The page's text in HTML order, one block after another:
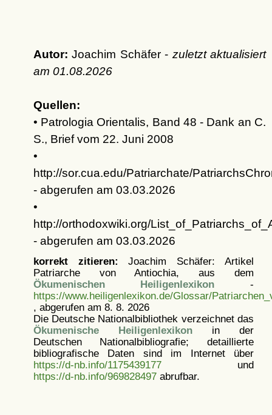
Autor: Joachim Schäfer - zuletzt aktualisiert
am 01.08.2026
Quellen:
• Patrologia Orientalis, Band 48 - Dank an C.
S., Brief vom 22. Juni 2008
•
http://sor.cua.edu/Patriarchate/
- abgerufen am 03.03.2026
•
http://orthodoxwiki.org/
- abgerufen am 03.03.2026
korrekt zitieren: Joachim Schäfer: Artikel
Patriarche von Antiochia, aus dem
Ökumenischen Heiligenlexikon -
https://www.heiligenlexikon.de/Glossar/
, abgerufen am 8. 8. 2026
Die Deutsche Nationalbibliothek verzeichnet das
Ökumenische Heiligenlexikonin der
Deutschen Nationalbibliografie; detaillierte
bibliografische Daten sind im Internet über
https://d-nb.info/1175439177und
https://d-nb.info/969828497abrufbar.